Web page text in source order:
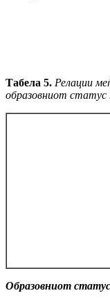
Табела 5. Релации
образовниот статус
Образовниот